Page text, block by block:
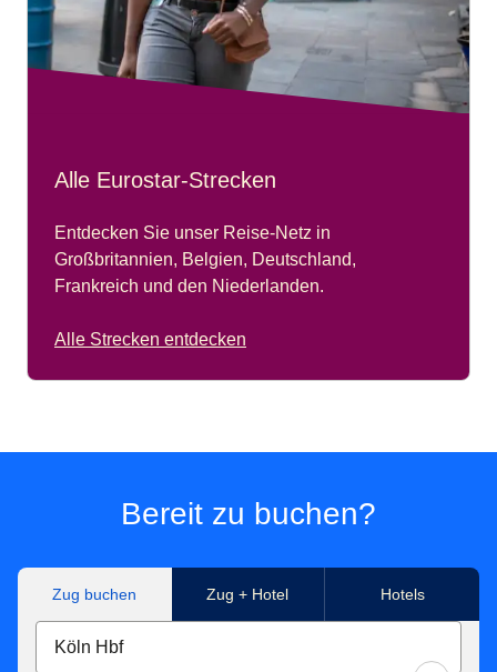
Alle Eurostar-Strecken
Entdecken Sie unser Reise-Netz in
Großbritannien, Belgien, Deutschland,
Frankreich und den Niederlanden.
Alle Strecken entdecken
Bereit zu buchen?
Zug buchen Zug + Hotel Hotels